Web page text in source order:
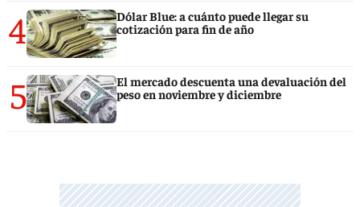
4
Dólar Blue: a cuánto puede llegar su
cotización para fin de año
5
El mercado descuenta una devaluación del
peso en noviembre y diciembre